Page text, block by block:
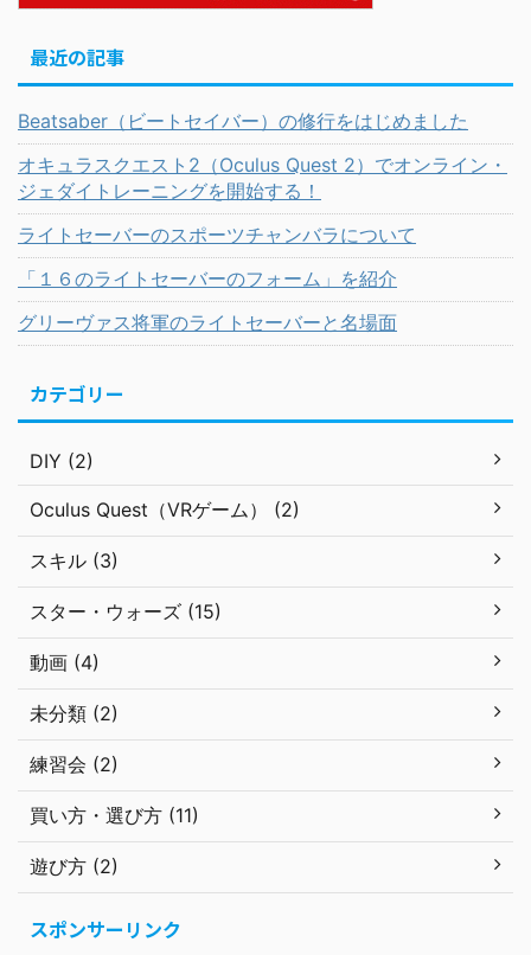
最近の記事
Beatsaber（ビートセイバー）の修行をはじめました
オキュラスクエスト2（Oculus Quest 2）でオンライン・
ジェダイトレーニングを開始する！
ライトセーバーのスポーツチャンバラについて
「１６のライトセーバーのフォーム」を紹介
グリーヴァス将軍のライトセーバーと名場面
カテゴリー
DIY (2)
Oculus Quest（VRゲーム） (2)
スキル (3)
スター・ウォーズ (15)
動画 (4)
未分類 (2)
練習会 (2)
買い方・選び方 (11)
遊び方 (2)
スポンサーリンク